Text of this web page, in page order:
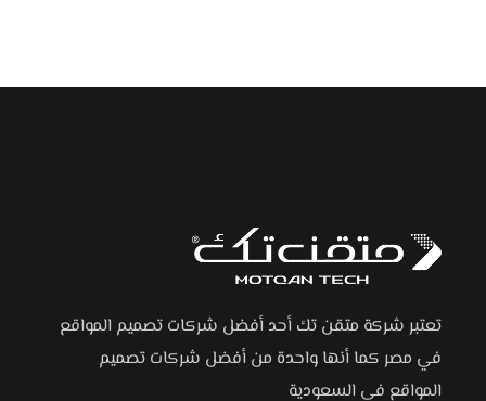
تعتبر شركة متقن تك أحد أفضل شركات تصميم المواقع
في مصر كما أنها واحدة من أفضل شركات تصميم
المواقع فى السعودية